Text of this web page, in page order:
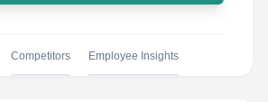
Competitors Employee Insights